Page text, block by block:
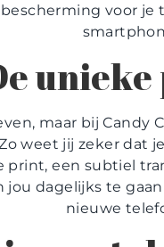
voor je
maar bij Candy
weet jij zeker dat
print, een subtiel
dagelijks te
nieuwe